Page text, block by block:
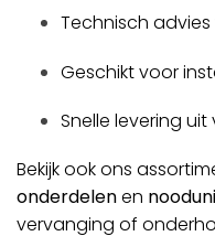
Technisch
Geschikt voor
Snelle levering
Bekijk ook ons
onderdelenen
vervanging of